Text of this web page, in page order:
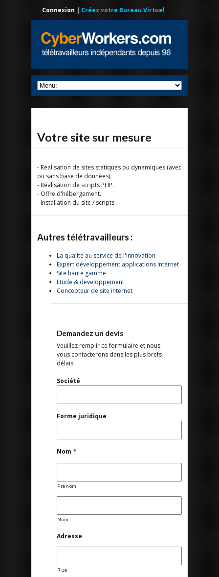
Connexion | Créez votre Bureau Virtuel
Votre site sur mesure
- Réalisation de sites statiques ou dynamiques (avec
ou sans base de données).
- Réalisation de scripts PHP.
- Offre d'hébergement.
- Installation du site / scripts.
Autres télétravailleurs :
La qualité au service de l'innovation
Expert développement applications Internet
Site haute gamme
Etude & developpement
Concepteur de site internet
Demandez un devis
Veuillez remplir ce formulaire et nous
vous contacterons dans les plus brefs
délais.
Société
Forme juridique
Nom *
Prénom
Nom
Adresse
Rue